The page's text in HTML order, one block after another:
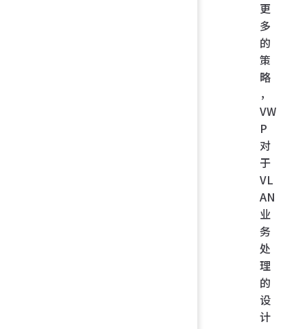
更
多
的
策
略
，
VW
P
对
于
VL
AN
业
务
处
理
的
设
计